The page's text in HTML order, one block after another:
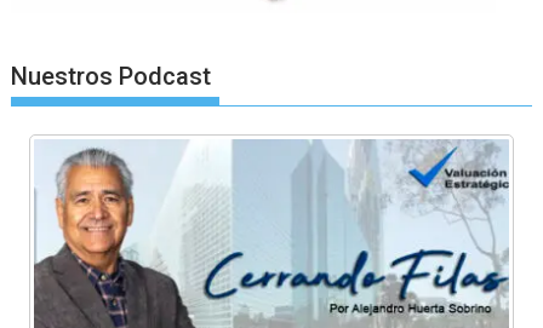
Nuestros Podcast